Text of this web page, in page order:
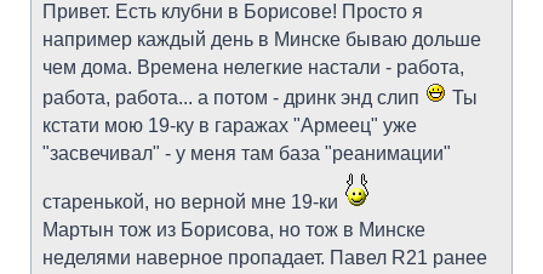
Привет. Есть клубни в Борисове! Просто я
например каждый день в Минске бываю дольше
чем дома. Времена нелегкие настали - работа,
работа, работа... а потом - дринк энд слип
Ты
кстати мою 19-ку в гаражах "Армеец" уже
"засвечивал" - у меня там база "реанимации"
старенькой, но верной мне 19-ки
Мартын тож из Борисова, но тож в Минске
неделями наверное пропадает. Павел R21 ранее